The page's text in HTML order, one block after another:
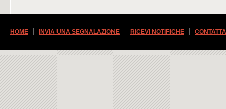
HOME INVIA UNA SEGNALAZIONE RICEVI NOTIFICHE